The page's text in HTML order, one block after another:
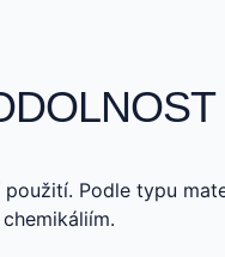
Podle typu